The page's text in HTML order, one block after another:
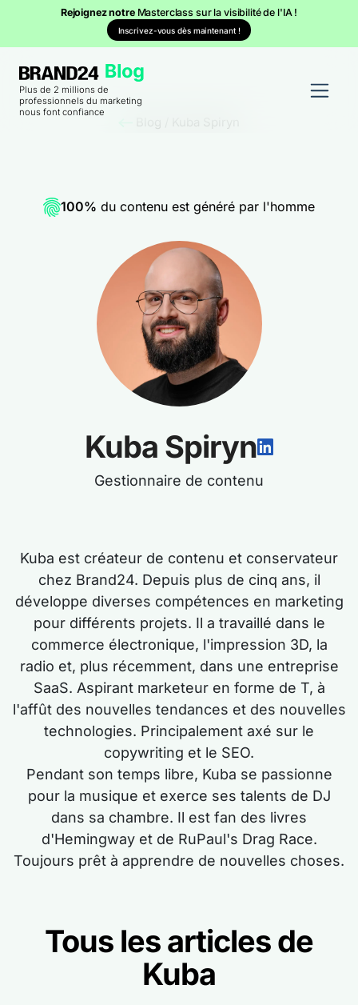
Rejoignez notre Masterclass sur la visibilité de l'IA !
Inscrivez-vous dès maintenant !
Plus de 2 millions de
professionnels du marketing
nous font confiance
100% du contenu est généré par l'homme
Kuba Spiryn
Gestionnaire de contenu
Kuba est créateur de contenu et conservateur
chez Brand24. Depuis plus de cinq ans, il
développe diverses compétences en marketing
pour différents projets. Il a travaillé dans le
commerce électronique, l'impression 3D, la
radio et, plus récemment, dans une entreprise
SaaS. Aspirant marketeur en forme de T, à
l'affût des nouvelles tendances et des nouvelles
technologies. Principalement axé sur le
copywriting et le SEO.
Pendant son temps libre, Kuba se passionne
pour la musique et exerce ses talents de DJ
dans sa chambre. Il est fan des livres
d'Hemingway et de RuPaul's Drag Race.
Toujours prêt à apprendre de nouvelles choses.
Tous les articles de
Kuba